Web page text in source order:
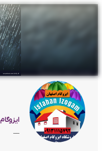
ایزوگام اصفهان
__